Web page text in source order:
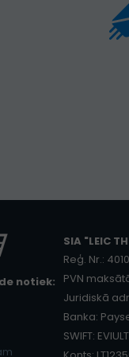
notiek:
SIA "LEIC
Reģ. Nr.:
PVN
Juridiskā
Banka:
SWIFT: